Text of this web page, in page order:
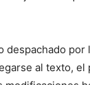
por
al texto,